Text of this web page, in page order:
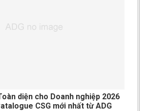
diện cho Doanh nghiệp 2026
CSG mới nhất từ ADG